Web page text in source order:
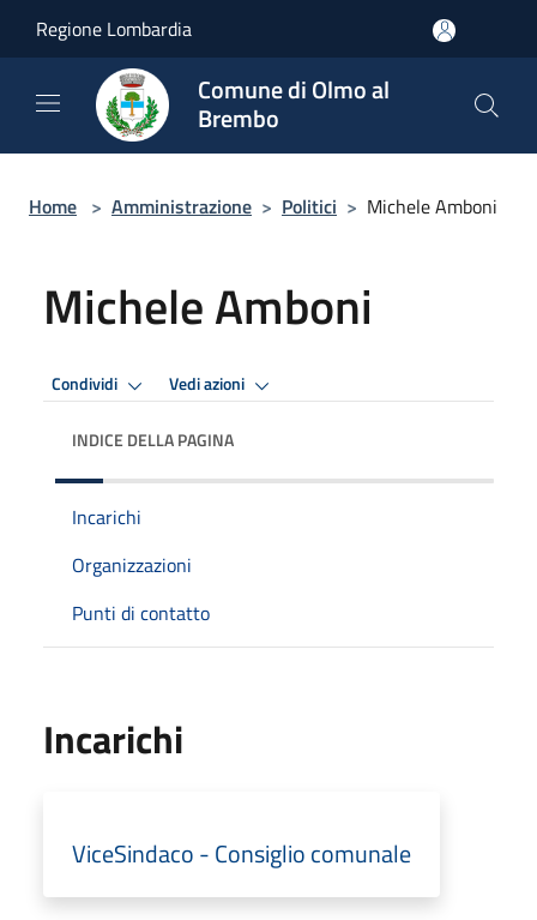
Regione Lombardia
Comune di Olmo al
Brembo
Home > Amministrazione > Politici > Michele Amboni
Michele Amboni
Condividi Vedi azioni
INDICE DELLA PAGINA
Incarichi
Organizzazioni
Punti di contatto
Incarichi
ViceSindaco - Consiglio comunale